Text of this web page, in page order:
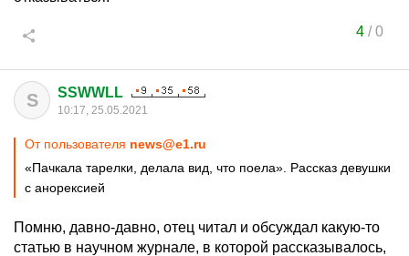
4/0
S SSWWLL
10:17, 25.05.2021
От пользователя news@e1.ru
«Пачкала тарелки, делала вид, что поела». Рассказ девушки
с анорексией
Помню, давно-давно, отец читал и обсуждал какую-то
статью в научном журнале, в которой рассказывалось,